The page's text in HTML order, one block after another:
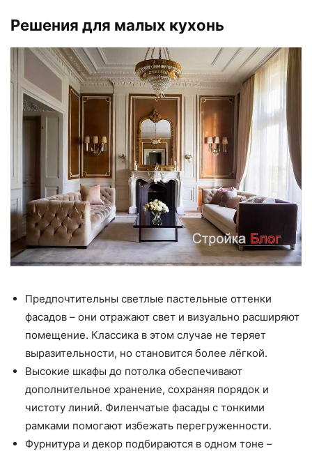
Решения для малых кухонь
Предпочтительны светлые пастельные оттенки
фасадов – они отражают свет и визуально расширяют
помещение. Классика в этом случае не теряет
выразительности, но становится более лёгкой.
Высокие шкафы до потолка обеспечивают
дополнительное хранение, сохраняя порядок и
чистоту линий. Филенчатые фасады с тонкими
рамками помогают избежать перегруженности.
Фурнитура и декор подбираются в одном тоне –